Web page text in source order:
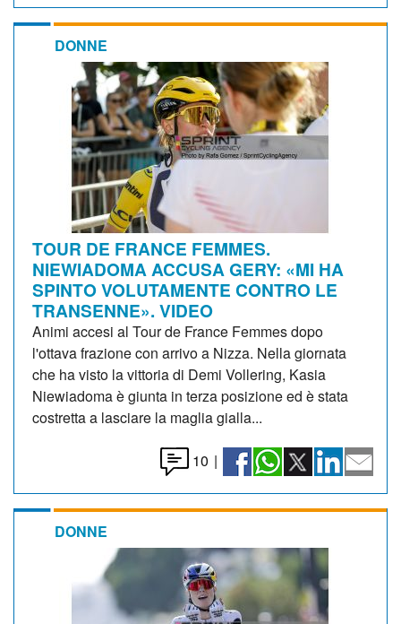
DONNE
TOUR DE FRANCE FEMMES.
NIEWIADOMA ACCUSA GERY: «MI HA
SPINTO VOLUTAMENTE CONTRO LE
TRANSENNE». VIDEO
Animi accesi al Tour de France Femmes dopo
l'ottava frazione con arrivo a Nizza. Nella giornata
che ha visto la vittoria di Demi Vollering, Kasia
Niewiadoma è giunta in terza posizione ed è stata
costretta a lasciare la maglia gialla...
10 |
DONNE